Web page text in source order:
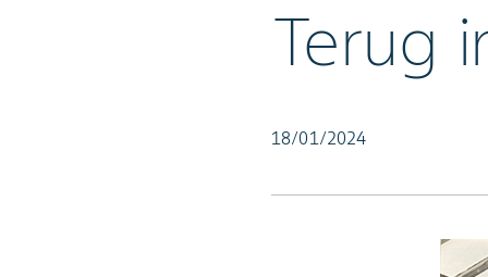
Terug
18/01/2024